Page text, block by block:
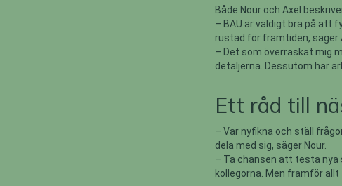
Både Nour och Axel
– BAU är väldigt bra på att
rustad för framtiden, säger
– Det som överraskat mig
detaljerna. Dessutom har
Ett råd till
– Var nyfikna och ställ
dela med sig, säger Nour.
– Ta chansen att testa nya
kollegorna. Men framför allt